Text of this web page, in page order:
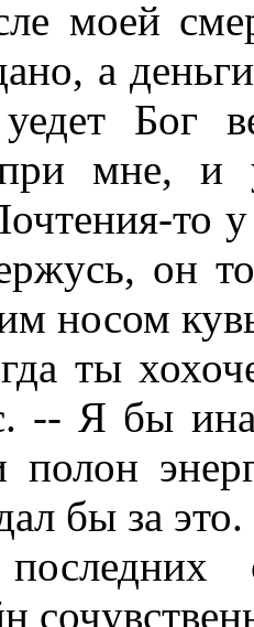
моей
а
Бог
при мне,
то
он
носом
ты
-- Я бы
полон
бы за это.